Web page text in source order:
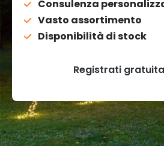
Consulenza
Vasto assortimento
Disponibilità di stock
Registrati